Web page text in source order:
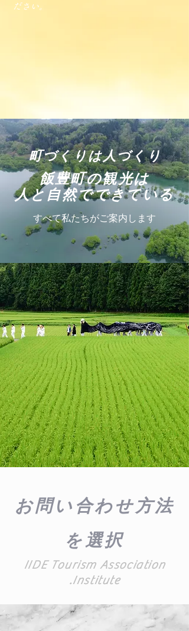
ださい。
町づくりは人づくり
​飯豊町の観光は
人と自然でできている
すべて私たちがご案内します
お問い合わせ方法
を選択
IIDE Tourism Association
.Institute